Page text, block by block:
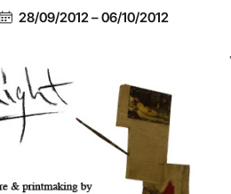
28/09/2012–06/10/2012